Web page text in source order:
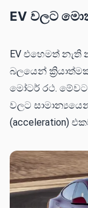
EV වලට
EV එහෙමත් නැති
බලයෙන්
මෝටර් රථ. මේවට
වලට
(acceleration)